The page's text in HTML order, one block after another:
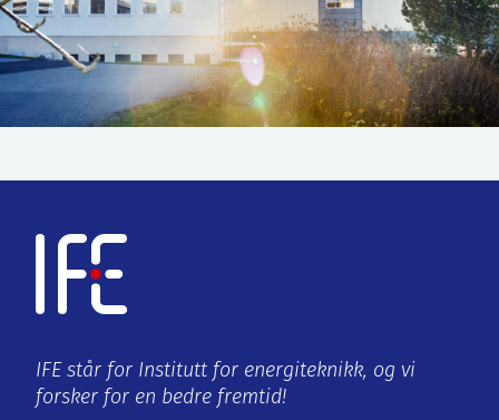
IFE står for Institutt for energiteknikk, og vi
forsker for en bedre fremtid!